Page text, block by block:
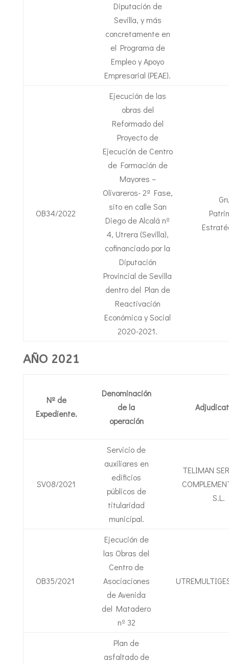
Diputación de
Sevilla, y más
concretamente en
el Programa de
Empleo y Apoyo
Empresarial (PEAE).
OB34/2022
Ejecución de las
obras del
Reformado del
Proyecto de
Ejecución de Centro
de Formación de
Mayores –
Olivareros- 2ª Fase,
sito en calle San
Diego de Alcalá nº
4, Utrera (Sevilla),
cofinanciado por la
Diputación
Provincial de Sevilla
dentro del Plan de
Reactivación
Económica y Social
2020-2021.
AÑO 2021
Nº de
Expediente.
Denominación
de la
operación
SV08/2021
Servicio de
auxiliares en
edificios
públicos de
titularidad
municipal.
TELIMAN
S.L.
OB35/2021
Ejecución de
las Obras del
Centro de
Asociaciones
de Avenida
del Matadero
nº 32
Plan de
asfaltado de